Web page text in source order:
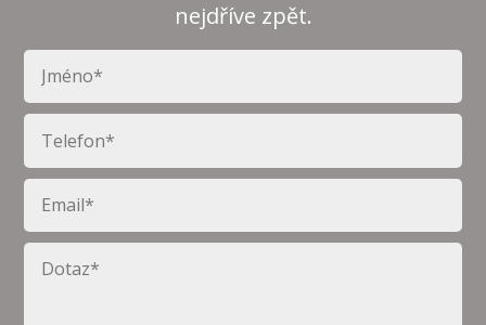
nejdříve zpět.